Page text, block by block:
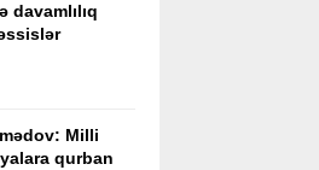
Milli
qurban